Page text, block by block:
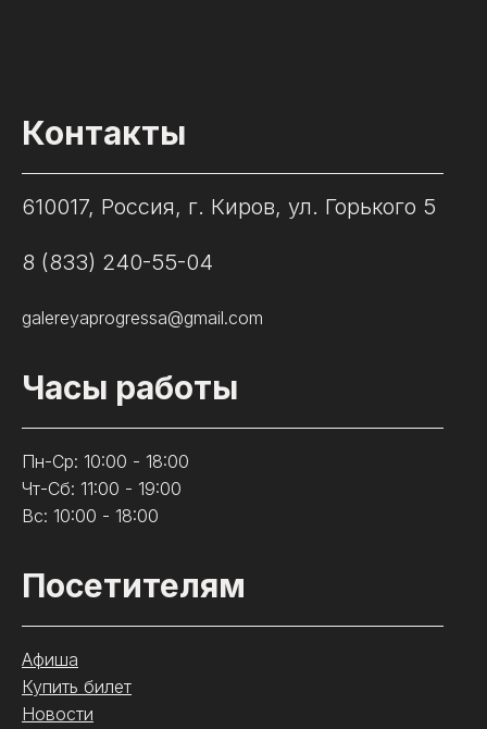
Контакты
610017, Россия, г. Киров, ул. Горького 5
8 (833) 240-55-04
galereyaprogressa@gmail.com
Часы работы
Пн-Ср: 10:00 - 18:00
Чт-Сб: 11:00 - 19:00
Вс: 10:00 - 18:00
Посетителям
Афиша
Купить билет
Новости